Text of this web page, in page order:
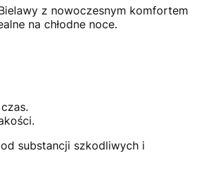
z nowoczesnym komfortem
na chłodne noce.
substancji szkodliwych i